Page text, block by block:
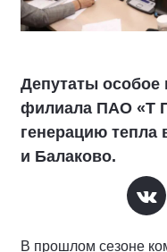
Депутаты особое
филиала ПАО «Т
генерацию тепла
и Балаково.
В прошлом сезоне